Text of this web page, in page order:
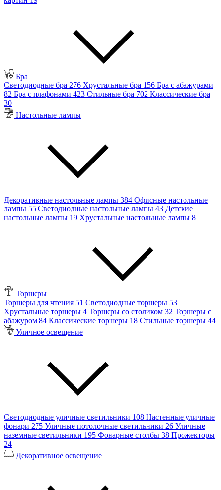
Бра
Светодиодные бра 276 Хрустальные бра 156 Бра с абажурами
82 Бра с плафонами 423 Стильные бра 702 Классические бра
30
Настольные лампы
Декоративные настольные лампы 384 Офисные настольные
лампы 55 Светодиодные настольные лампы 43 Детские
настольные лампы 19 Хрустальные настольные лампы 8
Торшеры
Торшеры для чтения 51 Светодиодные торшеры 53
Хрустальные торшеры 4 Торшеры со столиком 32 Торшеры с
абажуром 84 Классические торшеры 18 Стильные торшеры 44
Уличное освещение
Светодиодные уличные светильники 108 Настенные уличные
фонари 275 Уличные потолочные светильники 26 Уличные
наземные светильники 195 Фонарные столбы 38 Прожекторы
24
Декоративное освещение